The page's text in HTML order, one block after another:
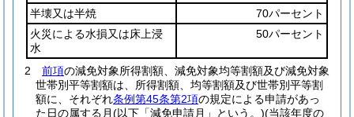
半壊又は半焼
70パーセント
火災による水損又は床上浸
水
50パーセント
2 前項の減免対象所得割額、減免対象均等割額及び減免対象
世帯別平等割額は、所得割額、均等割額及び世帯別平等割
額に、それぞれ条例第45条第2項の規定による申請があっ
た日の属する月(以下「減免申請月」という。)(当該年度の